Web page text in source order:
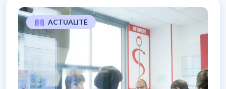
ACTUALITÉ